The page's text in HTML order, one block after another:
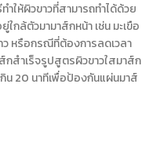
ำให้ผิวขาวที่สามารถทำได้ด้วย
กล้ตัวมามาส์กหน้า เช่น มะเขือ
ว หรือกรณีที่ต้องการลดเวลา
กสำเร็จรูปสูตรผิวขาวใสมาส์ก
น 20 นาทีเพื่อป้องกันแผ่นมาส์